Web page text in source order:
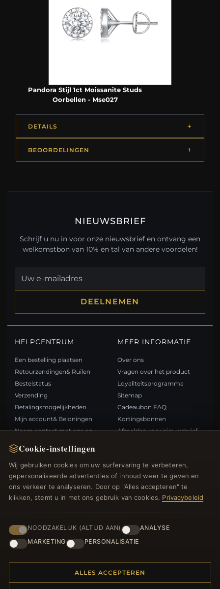
Cookie-instellingen
Wij gebruiken cookies om uw surfervaring te verbeteren,
gepersonaliseerde advertenties of inhoud weer te geven en
ons verkeer te analyseren. Door op "Alles accepteren" te
klikken, stemt u in met ons gebruik van cookies. Privacybeleid
NOODZAKELIJK (ALTIJD AAN)
ANALYSE
MARKETING
PERSONALISATIE
ALLES ACCEPTEREN
Pandora Stijl 1ct Moissanite Studs
Oorbellen - Mse027
DETAILS
BEOORDELINGEN
NIEUWSBRIEF
Schrijf u nu in voor onze nieuwsbrief en ontvang een
welkomstbon van 10% en tal van andere voordelen!
DEELNEMEN
HELPCENTRUM
Een bestelling plaatsen
Retourzendingen& Ruilen
Bestelstatus
Verzending
Betalingsmogelijkheden
Mijn account& Beloningen
Neem contact met ons op
MEER INFORMATIE
Over ons
Vragen over het product
Loyaliteitsprogramma
Sitemap
Cadeaubon FAQ
Kortingsbonnen
Afmelden voor nieuwsbrief
Nieuwe producten
Specials
Blog
Beoordelingen
Inloggen
BETAALMETHODEN